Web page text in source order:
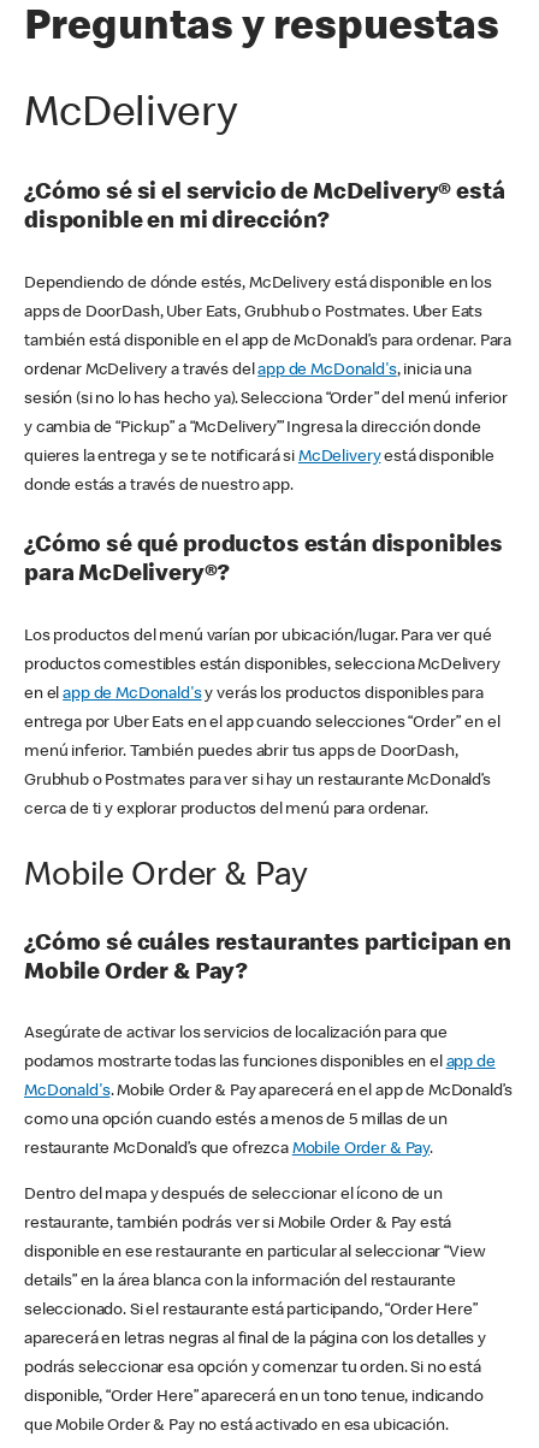
Preguntas y respuestas
McDelivery
¿Cómo sé si el servicio de McDelivery® está
disponible en mi dirección?
Dependiendo de dónde estés, McDelivery está disponible en los
apps de DoorDash, Uber Eats, Grubhub o Postmates. Uber Eats
también está disponible en el app de McDonald’s para ordenar. Para
ordenar McDelivery a través delapp de McDonald's, inicia una
sesión (si no lo has hecho ya). Selecciona “Order” del menú inferior
y cambia de “Pickup” a “McDelivery’” Ingresa la dirección donde
quieres la entrega y se te notificará si McDeliveryestá disponible
donde estás a través de nuestro app.
¿Cómo sé qué productos están disponibles
para McDelivery®?
Los productos del menú varían por ubicación/lugar. Para ver qué
productos comestibles están disponibles, selecciona McDelivery
en elapp de McDonald'sy verás los productos disponibles para
entrega por Uber Eats en el app cuando selecciones “Order” en el
menú inferior. También puedes abrir tus apps de DoorDash,
Grubhub o Postmates para ver si hay un restaurante McDonald’s
cerca de ti y explorar productos del menú para ordenar.
Mobile Order & Pay
¿Cómo sé cuáles restaurantes participan en
Mobile Order & Pay?
Asegúrate de activar los servicios de localización para que
podamos mostrarte todas las funciones disponibles en el app de
McDonald's. Mobile Order & Pay aparecerá en el app de McDonald’s
como una opción cuando estés a menos de 5 millas de un
restaurante McDonald’s que ofrezca Mobile Order & Pay.
Dentro del mapa y después de seleccionar el ícono de un
restaurante, también podrás ver si Mobile Order & Pay está
disponible en ese restaurante en particular al seleccionar “View
details” en la área blanca con la información del restaurante
seleccionado. Si el restaurante está participando, “Order Here”
aparecerá en letras negras al final de la página con los detalles y
podrás seleccionar esa opción y comenzar tu orden. Si no está
disponible, “Order Here” aparecerá en un tono tenue, indicando
que Mobile Order & Pay no está activado en esa ubicación.